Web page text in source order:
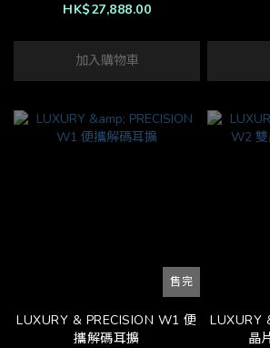
HK$27,888.00
加入購物車
售完
LUXURY & PRECISION W1 便
攜解碼耳擴
LUXURY
晶